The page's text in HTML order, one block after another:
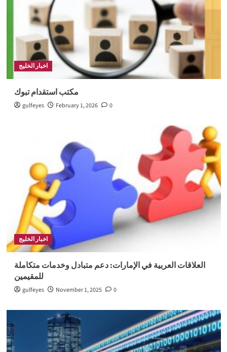
اخبار الخليج
مكتب استقدام تبوك
gulfeyes February 1, 2026 0
اخبار الخليج
العلاقات العربية في الإمارات: دعم متبادل وخدمات متكاملة
للمقيمين
gulfeyes November 1, 2025 0